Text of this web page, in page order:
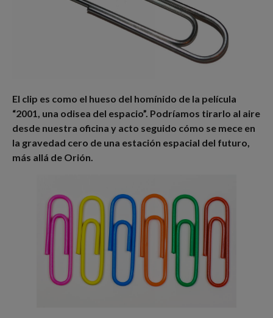
El clip es como el hueso del homínido de la película
“2001, una odisea del espacio”. Podríamos tirarlo al aire
desde nuestra oficina y acto seguido cómo se mece en
la gravedad cero de una estación espacial del futuro,
más allá de Orión.